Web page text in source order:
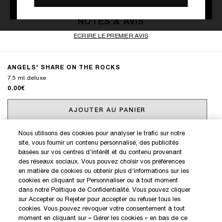
NOTES & AVIS
ECRIRE LE PREMIER AVIS
ANGELS' SHARE ON THE ROCKS
7.5 ml deluxe
0.00€
AJOUTER AU PANIER
DÉCOUVREZ NOS NOUVEAUTÉS ET OFFRES EXCLUSIVES
BOUTIQUES KILIAN
Nous utilisons des cookies pour analyser le trafic sur notre
site, vous fournir un contenu personnalisé, des publicités
basées sur vos centres d'intérêt et du contenu provenant
des réseaux sociaux. Vous pouvez choisir vos préférences
en matière de cookies ou obtenir plus d'informations sur les
cookies en cliquant sur Personnaliser ou à tout moment
dans notre Politique de Confidentialité. Vous pouvez cliquer
sur Accepter ou Rejeter pour accepter ou refuser tous les
cookies. Vous pouvez révoquer votre consentement à tout
moment en cliquant sur « Gérer les cookies » en bas de ce